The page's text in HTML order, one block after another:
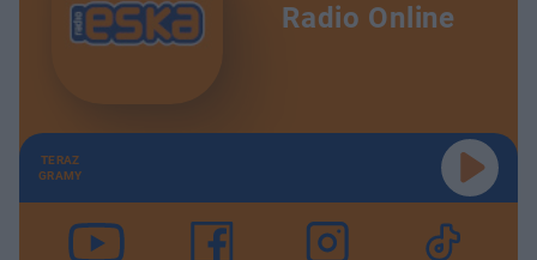
Radio Online
TERAZ
GRAMY